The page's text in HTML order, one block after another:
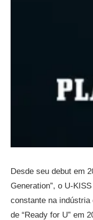
Desde seu debut em
Generation”, o U-
constante na indústria
de “Ready for U” em